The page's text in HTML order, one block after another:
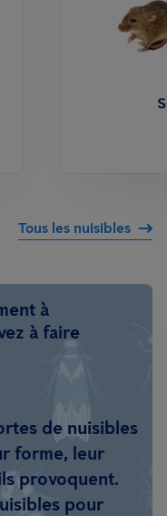
Tous les nuisibles
à
à faire
de nuisibles
forme, leur
provoquent.
pour